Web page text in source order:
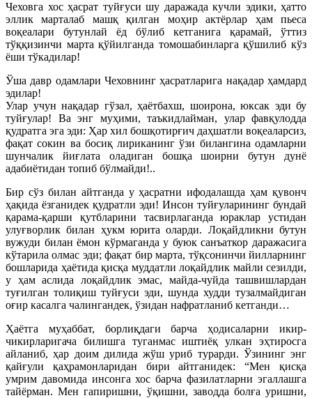
Чеховга хос ҳасрат туйғуси шу даражада кучли эдики, ҳатто
эллик марталаб машқ қилган моҳир актёрлар ҳам пьеса
воқеалари бутунлай ёд бўлиб кетганига қарамай, ўттиз
тўққизинчи марта қўйилганда томошабинларга қўшилиб кўз
ёши тўкадилар!
Ўша давр одамлари Чеховнинг ҳасратларига нақадар ҳамдард
эдилар!
Улар учун нақадар гўзал, ҳаётбахш, шоирона, юксак эди бу
туйғулар! Ва энг муҳими, таъкидлайман, улар фавқулодда
қудратга эга эди: Ҳар хил бошқотирғич даҳшатли воқеаларсиз,
фақат сокин ва босиқ лириканинг ўзи билангина одамларни
шунчалик йиғлата оладиган бошқа шоирни бутун дунё
адабиётидан топиб бўлмайди!..
Бир сўз билан айтганда у ҳасратни ифодалашда ҳам қувонч
ҳақида ёзганидек қудратли эди! Инсон туйғуларининг бундай
қарама-қарши қутбларини тасвирлаганда юраклар устидан
улуғворлик билан ҳукм юрита оларди. Лоқайдликни бутун
вужуди билан ёмон кўрмаганда у буюк санъаткор даражасига
кўтарила олмас эди; фақат бир марта, тўқсонинчи йилларнинг
бошларида ҳаётида қисқа муддатли лоқайдлик майли сезилди,
у ҳам аслида лоқайдлик эмас, майда-чуйда ташвишлардан
туғилган толиқиш туйғуси эди, шунда худди тузалмайдиган
оғир касалга чалингандек, ўзидан нафратланиб кетганди…
Ҳаётга муҳаббат, борлиқдаги барча ҳодисаларни икир-
чикирларигача билишга туганмас иштиёқ улкан эҳтиросга
айланиб, ҳар доим дилида жўш уриб турарди. Ўзининг энг
қайғули қаҳрамонларидан бири айтганидек: “Мен қисқа
умрим давомида инсонга хос барча фазилатларни эгаллашга
тайёрман. Мен гапиришни, ўқишни, заводда болға уришни,